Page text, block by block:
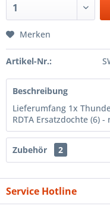
Merken
Artikel-Nr.:
Beschreibung
Lieferumfang 1x
RDTA Ersatzdochte (6)
Zubehör 2
Service Hotline